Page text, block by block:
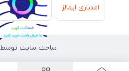
ساخت سایت توسط